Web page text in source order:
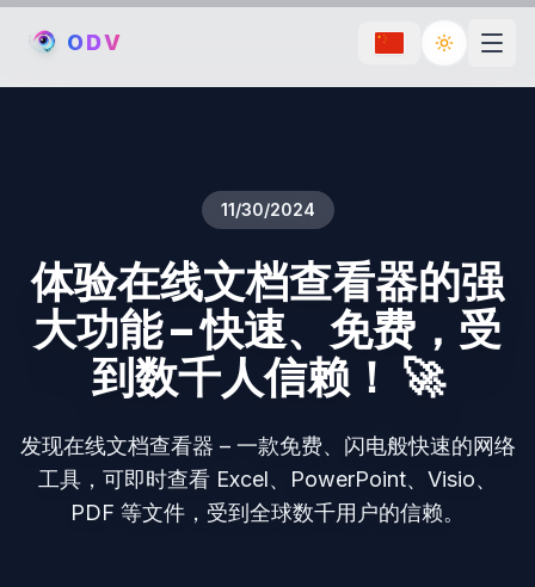
ODV Toggle
11/30/2024
体验在线文档查看器的强
大功能 – 快速、免费，受
到数千人信赖！ 🚀
发现在线文档查看器 – 一款免费、闪电般快速的网络
工具，可即时查看 Excel、PowerPoint、Visio、
PDF 等文件，受到全球数千用户的信赖。